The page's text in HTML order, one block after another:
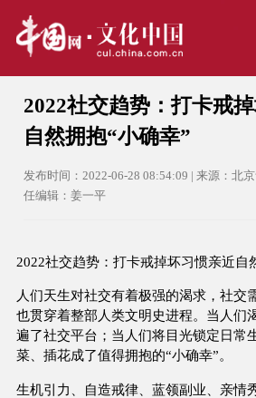
2022社交趋势：打卡戒
自然拥抱“小确幸”
发布时间：2022-06-28 08:54:09 | 来源：北
任编辑：姜一平
2022社交趋势：打卡戒掉坏习惯亲近自
人们天生对社交有着极强的渴求，社交
也贯穿着整部人类文明史进程。当人们
遍了社交平台；当人们将目光锁定日常
菜、插花成了值得拥抱的“小确幸”。
生机引力、自造戒律、蓝领副业、亲